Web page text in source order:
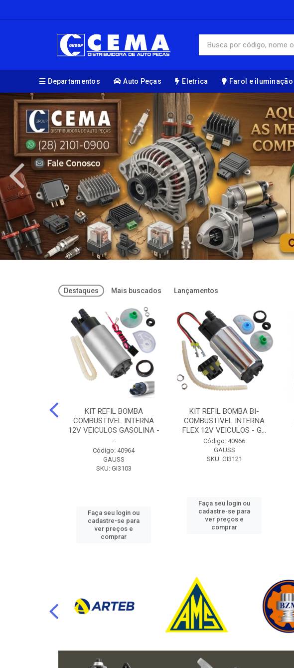
Departamentos Auto Peças Eletrica Farol e iluminação
Destaques Mais buscados Lançamentos
KIT REFIL BOMBA
COMBUSTIVEL INTERNA
12V VEICULOS GASOLINA -
...
Código: 40964
GAUSS
SKU: GI3103
Faça seu login ou
cadastre-se para
ver preços e
comprar
KIT REFIL BOMBA BI-
COMBUSTIVEL INTERNA
FLEX 12V VEICULOS - G...
Código: 40966
GAUSS
SKU: GI3121
Faça seu login ou
cadastre-se para
ver preços e
comprar